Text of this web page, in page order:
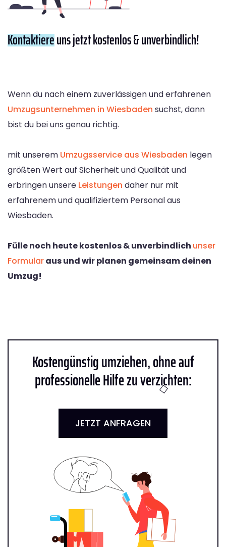
Kontaktiereuns jetzt kostenlos & unverbindlich!
Wenn du nach einem zuverlässigen und erfahrenen
Umzugsunternehmen in Wiesbaden suchst, dann
bist du bei uns genau richtig.
mit unserem Umzugsservice aus Wiesbaden legen
größten Wert auf Sicherheit und Qualität und
erbringen unsere Leistungen daher nur mit
erfahrenem und qualifiziertem Personal aus
Wiesbaden.
Fülle noch heute kostenlos & unverbindlich unser
Formularaus und wir planen gemeinsam deinen
Umzug!
Kostengünstig umziehen, ohne auf
professionelle Hilfe zu verzichten:
JETZT ANFRAGEN